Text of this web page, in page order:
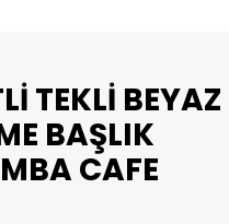
TEKLI BEYAZ
BAŞLIK
CAFE